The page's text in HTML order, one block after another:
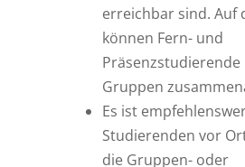
erreichbar sind. Auf
können Fern- und
Präsenzstudierende
Gruppen
Es ist
Studierenden vor
die Gruppen- oder